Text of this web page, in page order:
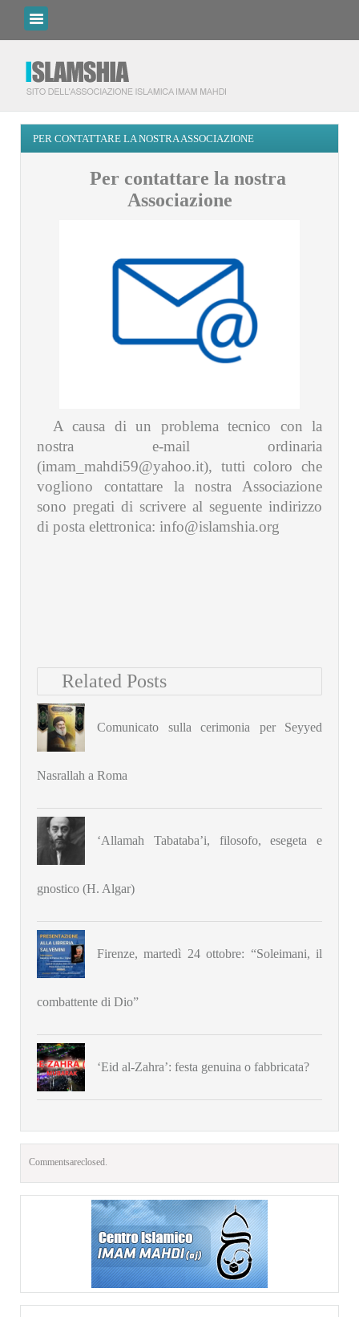
PER CONTATTARE LA NOSTRA ASSOCIAZIONE
Per contattare la nostra
Associazione
A causa di un problema tecnico con la
nostra e-mail ordinaria
(imam_mahdi59@yahoo.it), tutti coloro che
vogliono contattare la nostra Associazione
sono pregati di scrivere al seguente indirizzo
di posta elettronica: info@islamshia.org
Related Posts
Comunicato sulla cerimonia per Seyyed
Nasrallah a Roma
‘Allamah Tabataba’i, filosofo, esegeta e
gnostico (H. Algar)
Firenze, martedì 24 ottobre: “Soleimani, il
combattente di Dio”
‘Eid al-Zahra’: festa genuina o fabbricata?
Comments are closed.